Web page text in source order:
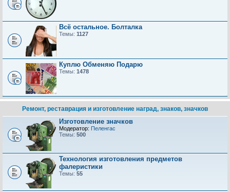
Всё остальное. Болталка
Темы: 1127
Куплю Обменяю Подарю
Темы: 1478
Ремонт, реставрация и изготовление наград, знаков, значков
Изготовление значков
Модератор: Пеленгас
Темы: 500
Технология изготовления предметов
фалеристики
Темы: 55